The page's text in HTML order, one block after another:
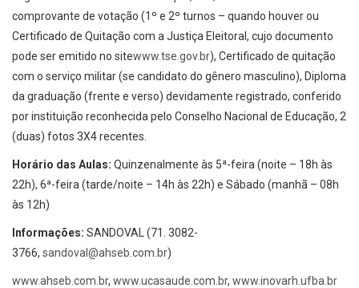
comprovante de votação (1º e 2º turnos – quando houver ou
Certificado de Quitação com a Justiça Eleitoral, cujo documento
pode ser emitido no sitewww.tse.gov.br), Certificado de quitação
com o serviço militar (se candidato do gênero masculino), Diploma
da graduação (frente e verso) devidamente registrado, conferido
por instituição reconhecida pelo Conselho Nacional de Educação, 2
(duas) fotos 3X4 recentes.
Horário das Aulas: Quinzenalmente às 5ª-feira (noite – 18h às
22h), 6ª-feira (tarde/noite – 14h às 22h) e Sábado (manhã – 08h
às 12h)
Informações: SANDOVAL (71. 3082-
3766, sandoval@ahseb.com.br)
www.ahseb.com.br, www.ucasaude.com.br, www.inovarh.ufba.br